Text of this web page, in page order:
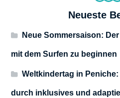
Neueste
Neue Sommersaison:
mit dem Surfen zu beginnen
Weltkindertag in
durch inklusives und